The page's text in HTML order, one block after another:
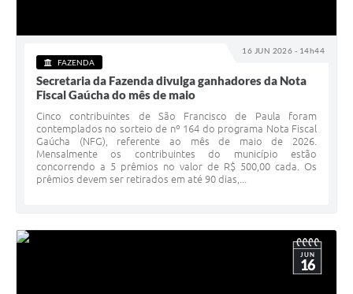
16 JUN 2026 - 14h44
FAZENDA
Secretaria da Fazenda divulga ganhadores da Nota
Fiscal Gaúcha do mês de maio
Cinco contribuintes de São Francisco de Paula foram
contemplados no sorteio de nº 164 do programa Nota Fiscal
Gaúcha (NFG), referente ao mês de maio de 2026.
Mensalmente os contribuintes do município estão
concorrendo a 5 prêmios no valor de R$ 500,00 cada. Os
prêmios devem ser retirados em até 90 dias,...
JUN
16